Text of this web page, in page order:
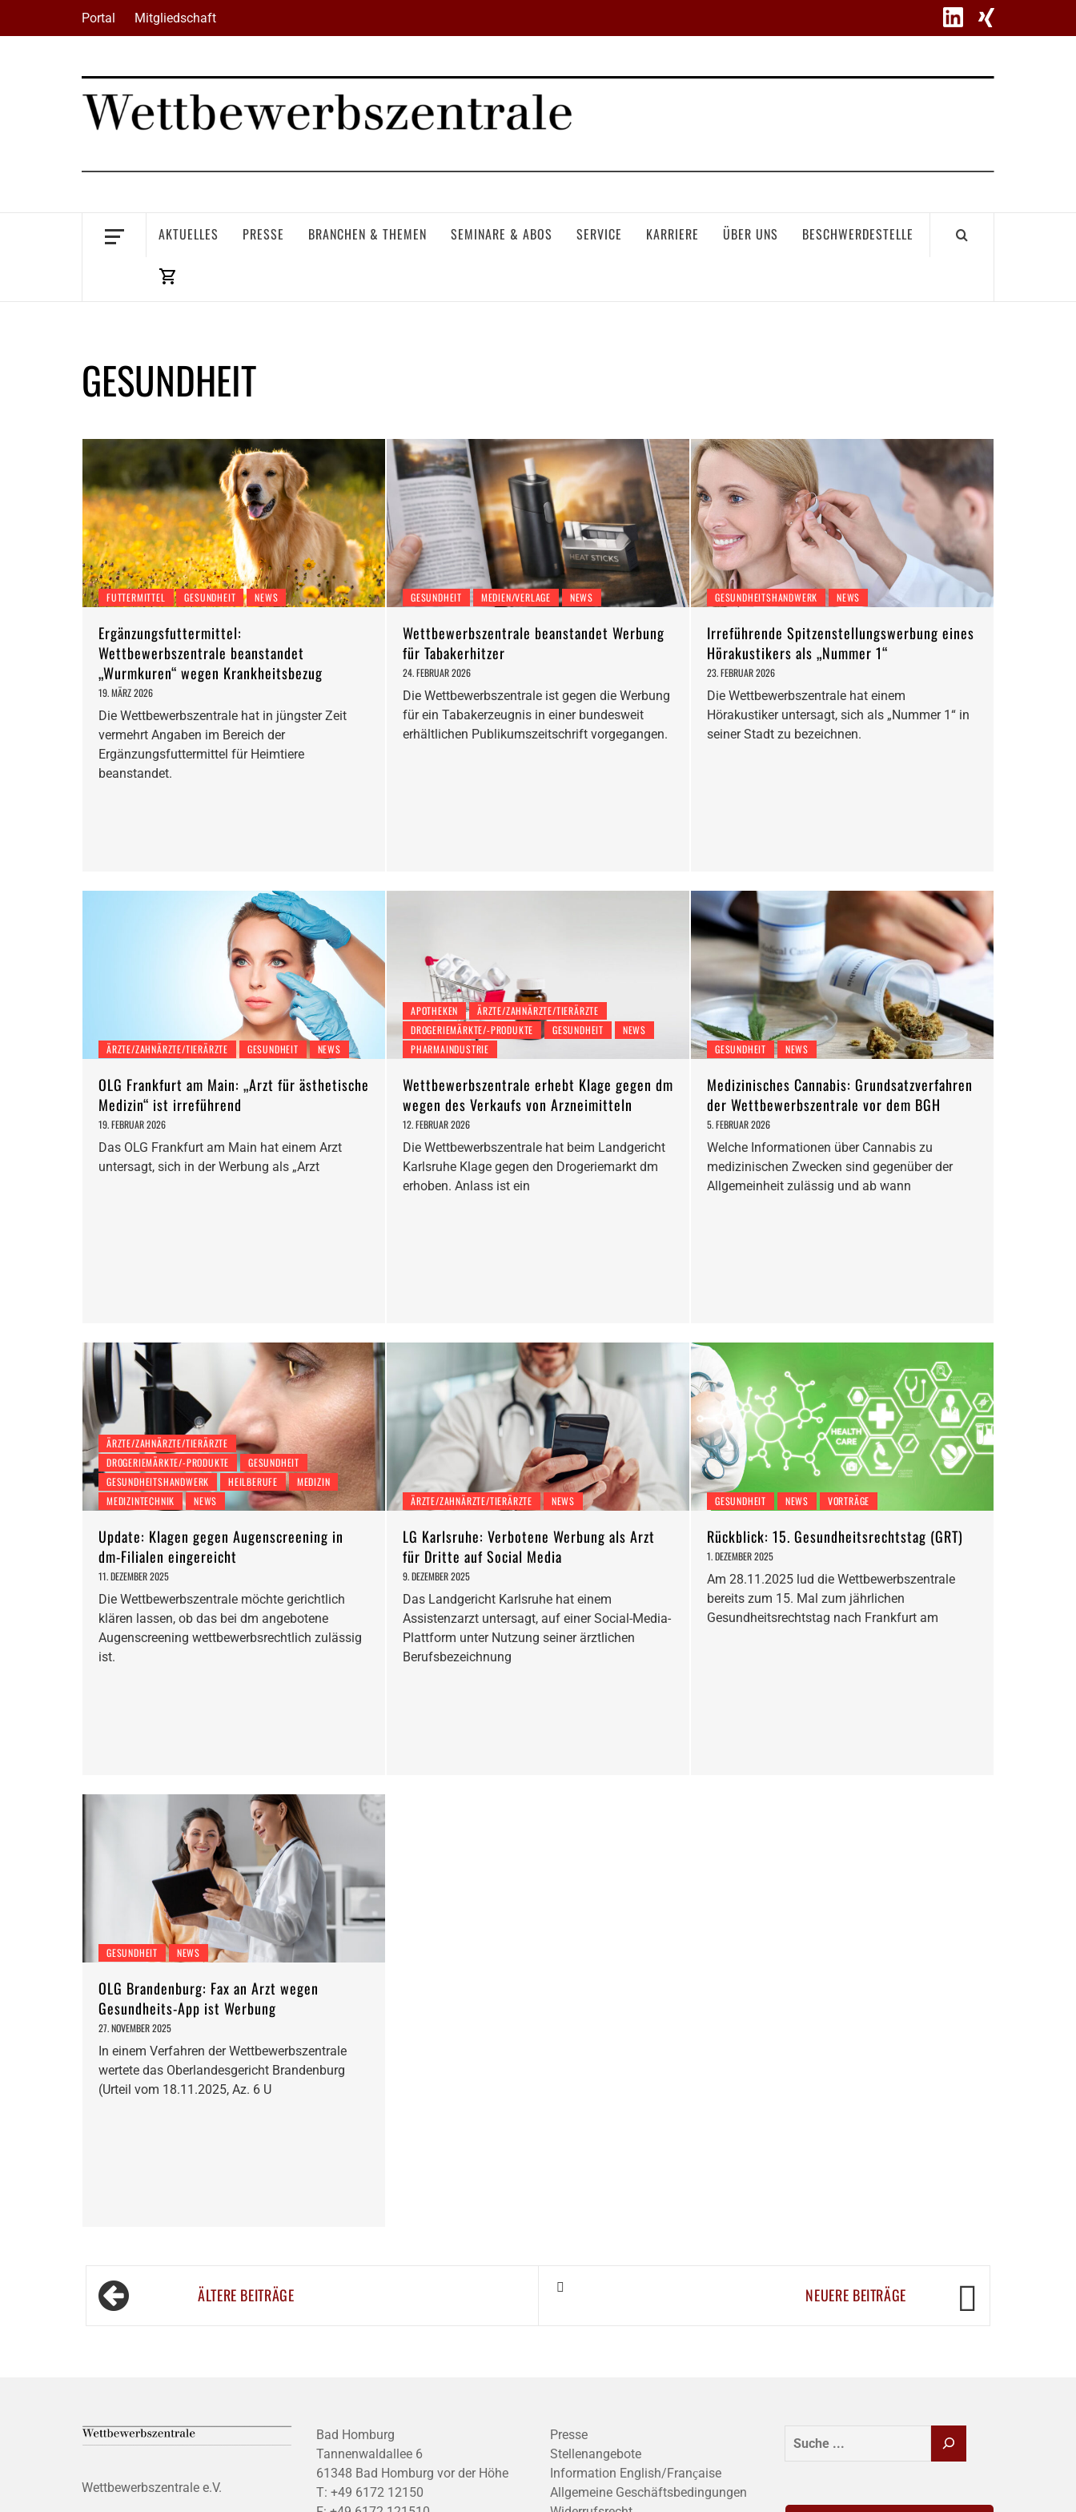
Portal Mitgliedschaft
AKTUELLES PRESSE BRANCHEN & THEMEN SEMINARE & ABOS SERVICE KARRIERE ÜBER UNS BESCHWERDESTELLE
GESUNDHEIT
FUTTERMITTEL GESUNDHEIT NEWS
Ergänzungsfuttermittel:
Wettbewerbszentrale beanstandet
„Wurmkuren“ wegen Krankheitsbezug
19. MÄRZ 2026
Die Wettbewerbszentrale hat in jüngster Zeit
vermehrt Angaben im Bereich der
Ergänzungsfuttermittel für Heimtiere
beanstandet.
GESUNDHEIT MEDIEN/VERLAGE NEWS
Wettbewerbszentrale beanstandet Werbung
für Tabakerhitzer
24. FEBRUAR 2026
Die Wettbewerbszentrale ist gegen die Werbung
für ein Tabakerzeugnis in einer bundesweit
erhältlichen Publikumszeitschrift vorgegangen.
GESUNDHEITSHANDWERK NEWS
Irreführende Spitzenstellungswerbung eines
Hörakustikers als „Nummer 1“
23. FEBRUAR 2026
Die Wettbewerbszentrale hat einem
Hörakustiker untersagt, sich als „Nummer 1“ in
seiner Stadt zu bezeichnen.
ÄRZTE/ZAHNÄRZTE/TIERÄRZTE GESUNDHEIT NEWS
OLG Frankfurt am Main: „Arzt für ästhetische
Medizin“ ist irreführend
19. FEBRUAR 2026
Das OLG Frankfurt am Main hat einem Arzt
untersagt, sich in der Werbung als „Arzt
APOTHEKEN
ÄRZTE/ZAHNÄRZTE/TIERÄRZTE
DROGERIEMÄRKTE/-PRODUKTE
GESUNDHEIT
NEWS
PHARMAINDUSTRIE
Wettbewerbszentrale erhebt Klage gegen dm
wegen des Verkaufs von Arzneimitteln
12. FEBRUAR 2026
Die Wettbewerbszentrale hat beim Landgericht
Karlsruhe Klage gegen den Drogeriemarkt dm
erhoben. Anlass ist ein
GESUNDHEIT NEWS
Medizinisches Cannabis: Grundsatzverfahren
der Wettbewerbszentrale vor dem BGH
5. FEBRUAR 2026
Welche Informationen über Cannabis zu
medizinischen Zwecken sind gegenüber der
Allgemeinheit zulässig und ab wann
ÄRZTE/ZAHNÄRZTE/TIERÄRZTE
DROGERIEMÄRKTE/-PRODUKTE
GESUNDHEIT
GESUNDHEITSHANDWERK
HEILBERUFE
MEDIZIN
MEDIZINTECHNIK
NEWS
Update: Klagen gegen Augenscreening in
dm-Filialen eingereicht
11. DEZEMBER 2025
Die Wettbewerbszentrale möchte gerichtlich
klären lassen, ob das bei dm angebotene
Augenscreening wettbewerbsrechtlich zulässig
ist.
ÄRZTE/ZAHNÄRZTE/TIERÄRZTE NEWS
LG Karlsruhe: Verbotene Werbung als Arzt
für Dritte auf Social Media
9. DEZEMBER 2025
Das Landgericht Karlsruhe hat einem
Assistenzarzt untersagt, auf einer Social-Media-
Plattform unter Nutzung seiner ärztlichen
Berufsbezeichnung
GESUNDHEIT NEWS VORTRÄGE
Rückblick: 15. Gesundheitsrechtstag (GRT)
1. DEZEMBER 2025
Am 28.11.2025 lud die Wettbewerbszentrale
bereits zum 15. Mal zum jährlichen
Gesundheitsrechtstag nach Frankfurt am
GESUNDHEIT NEWS
OLG Brandenburg: Fax an Arzt wegen
Gesundheits-App ist Werbung
27. NOVEMBER 2025
In einem Verfahren der Wettbewerbszentrale
wertete das Oberlandesgericht Brandenburg
(Urteil vom 18.11.2025, Az. 6 U
Beitragsnavigation
ÄLTERE BEITRÄGE NEUERE BEITRÄGE
Wettbewerbszentrale e.V.
Bad Homburg
Tannenwaldallee 6
61348 Bad Homburg vor der Höhe
T: +49 6172 12150
Presse
Stellenangebote
Information English/Franҫaise
Allgemeine Geschäftsbedingungen
SUCHEN